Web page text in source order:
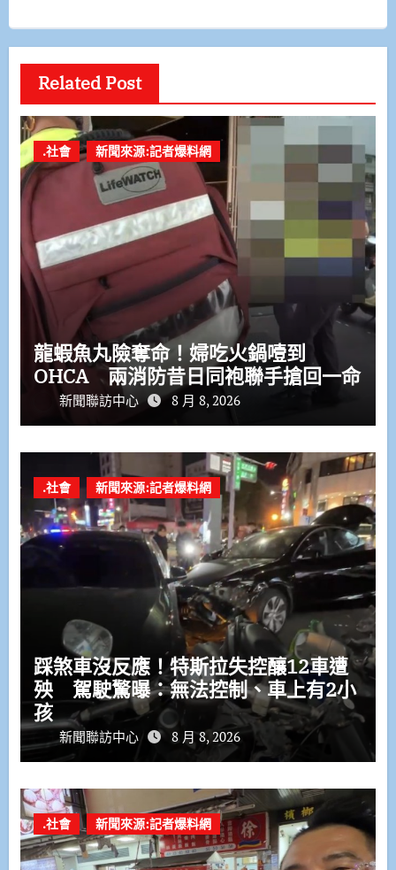
Related Post
.社會 新聞來源:記者爆料網
龍蝦魚丸險奪命！婦吃火鍋噎到
OHCA 兩消防昔日同袍聯手搶回一命
新聞聯訪中心 8 月 8, 2026
.社會 新聞來源:記者爆料網
踩煞車沒反應！特斯拉失控釀12車遭
殃 駕駛驚曝：無法控制、車上有2小
孩
新聞聯訪中心 8 月 8, 2026
.社會 新聞來源:記者爆料網